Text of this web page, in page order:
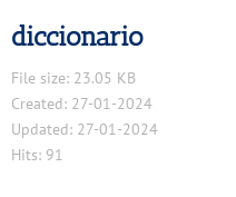
diccionario
File size: 23.05 KB
Created: 27-01-2024
Updated: 27-01-2024
Hits: 91